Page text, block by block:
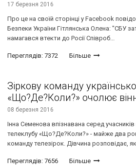
17 березня 2016
Про це на своїй сторінці у Facebook
Безпеки України Гітлянська Олена: "СБУ
намагався втекти до Росії Співроб...
Переглядів: 7372 Більше
Зіркову команду
«Що?Де?Коли?» очолює
08 березня 2016
Інна Семенова впізнавана серед учасників
телеклубу «Що?Де?Коли?» - майже два
команду телезірок. Дівчина розповідає, як
Переглядів: 7656 Більше